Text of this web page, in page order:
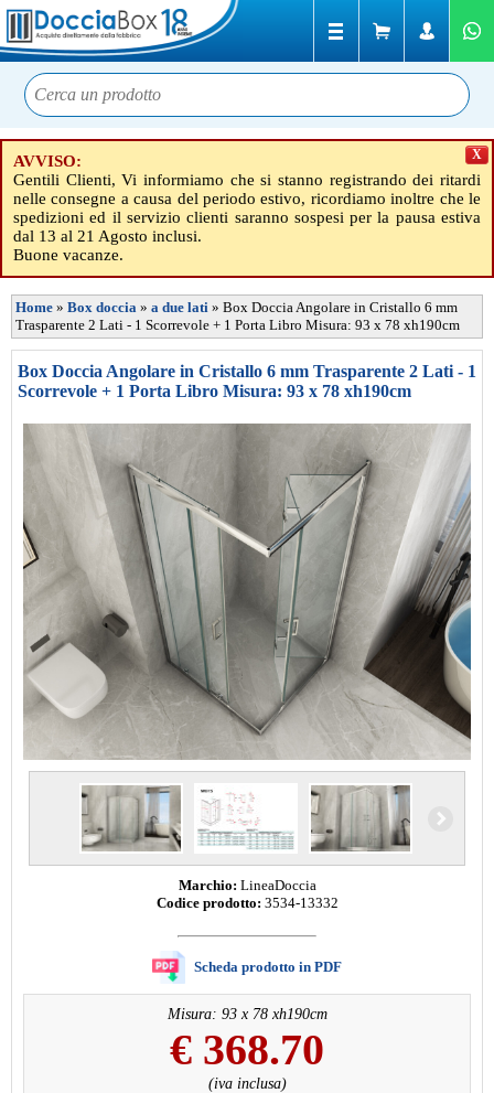
AVVISO:
Gentili Clienti, Vi informiamo che si stanno registrando dei ritardi
nelle consegne a causa del periodo estivo, ricordiamo inoltre che le
spedizioni ed il servizio clienti saranno sospesi per la pausa estiva
dal 13 al 21 Agosto inclusi.
Buone vacanze.
X
Home » Box doccia » a due lati » Box Doccia Angolare in Cristallo 6 mm
Trasparente 2 Lati - 1 Scorrevole + 1 Porta Libro Misura: 93 x 78 xh190cm
Box Doccia Angolare in Cristallo 6 mm Trasparente 2 Lati - 1
Scorrevole + 1 Porta Libro Misura: 93 x 78 xh190cm
Marchio: LineaDoccia
Codice prodotto: 3534-13332
Scheda prodotto in PDF
Misura: 93 x 78 xh190cm
€ 368.70
(iva inclusa)